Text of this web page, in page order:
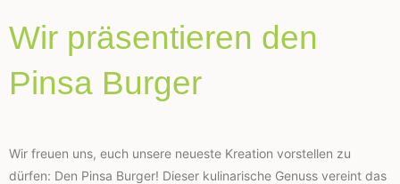
Wir präsentieren den
Pinsa Burger
Wir freuen uns, euch unsere neueste Kreation vorstellen zu
dürfen: Den Pinsa Burger! Dieser kulinarische Genuss vereint das